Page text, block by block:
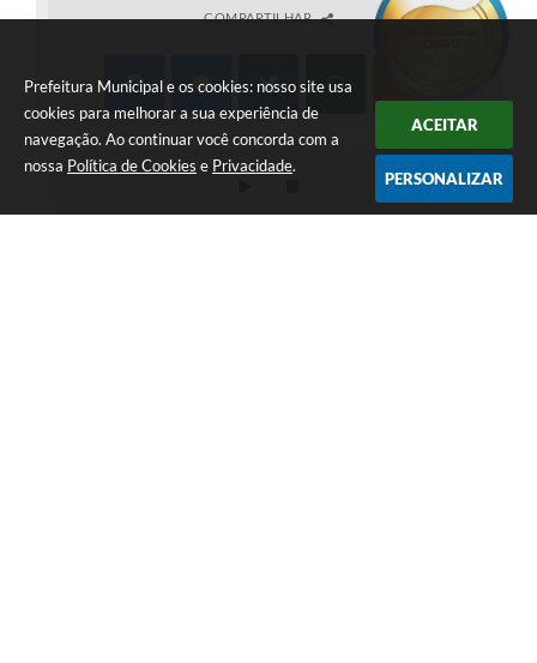
Prefeitura Municipal e os cookies: nosso site usa
cookies para melhorar a sua experiência de
navegação. Ao continuar você concorda com a
nossa Política de Cookies e Privacidade.
ACEITAR
PERSONALIZAR
COMPARTILHAR